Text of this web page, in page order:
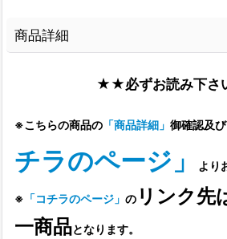
商品詳細
★★必ずお読み下
※こちらの商品の 「商品詳細」 御確認及び
チラのページ」
より
※ 「コチラのページ」 の リンク先
一商品となります。